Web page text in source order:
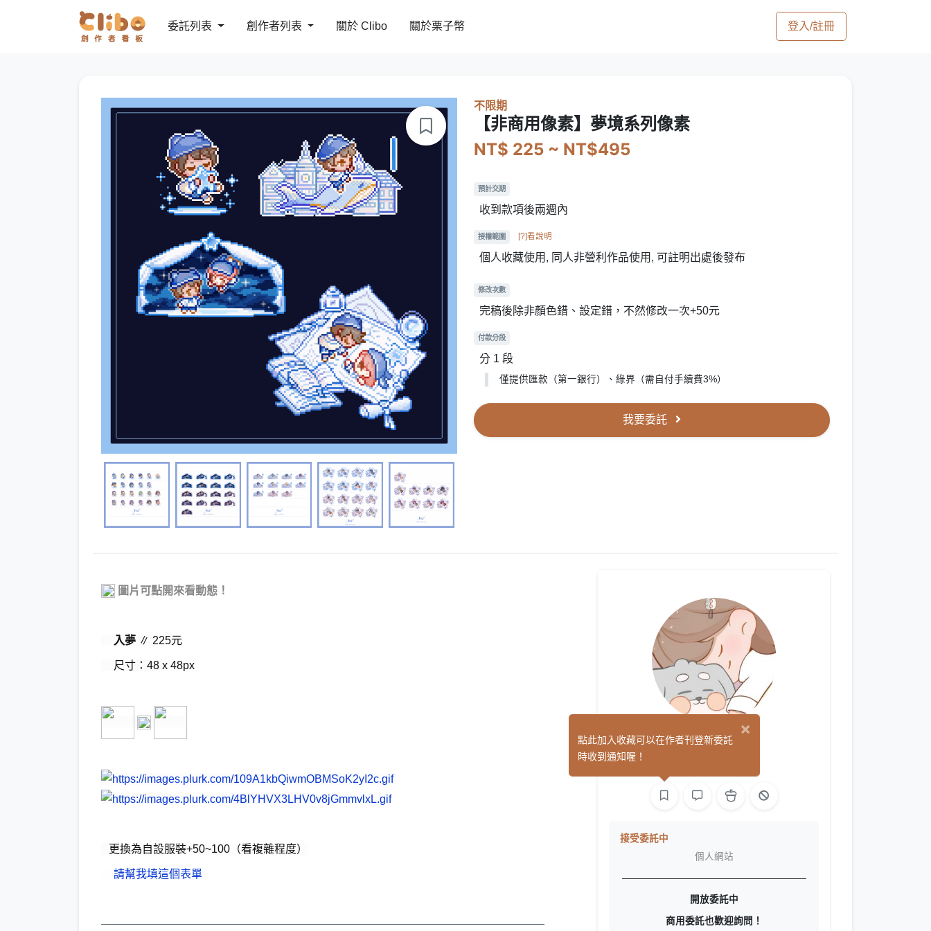
委託列表 創作者列表 關於 Clibo 關於栗子幣 登入/註冊
不限期
【非商用像素】夢境系列像素
NT$ 225 ~ NT$495
預計交期
收到款項後兩週內
授權範圍 [?]看說明
個人收藏使用, 同人非營利作品使用, 可註明出處後發布
修改次數
完稿後除非顏色錯、設定錯，不然修改一次+50元
付款分段
分 1 段
僅提供匯款（第一銀行）、綠界（需自付手續費3%）
我要委託
圖片可點開來看動態！
入夢 ∥ 225元
尺寸：48 x 48px
更換為自設服裝+50~100（看複雜程度）
請幫我填這個表單
————————————————————————————————————————
哈哈魯
接受委託中
個人網站
———————————————————
開放委託中
商用委託也歡迎詢問！
×
點此加入收藏可以在作者刊登新委託
時收到通知喔！